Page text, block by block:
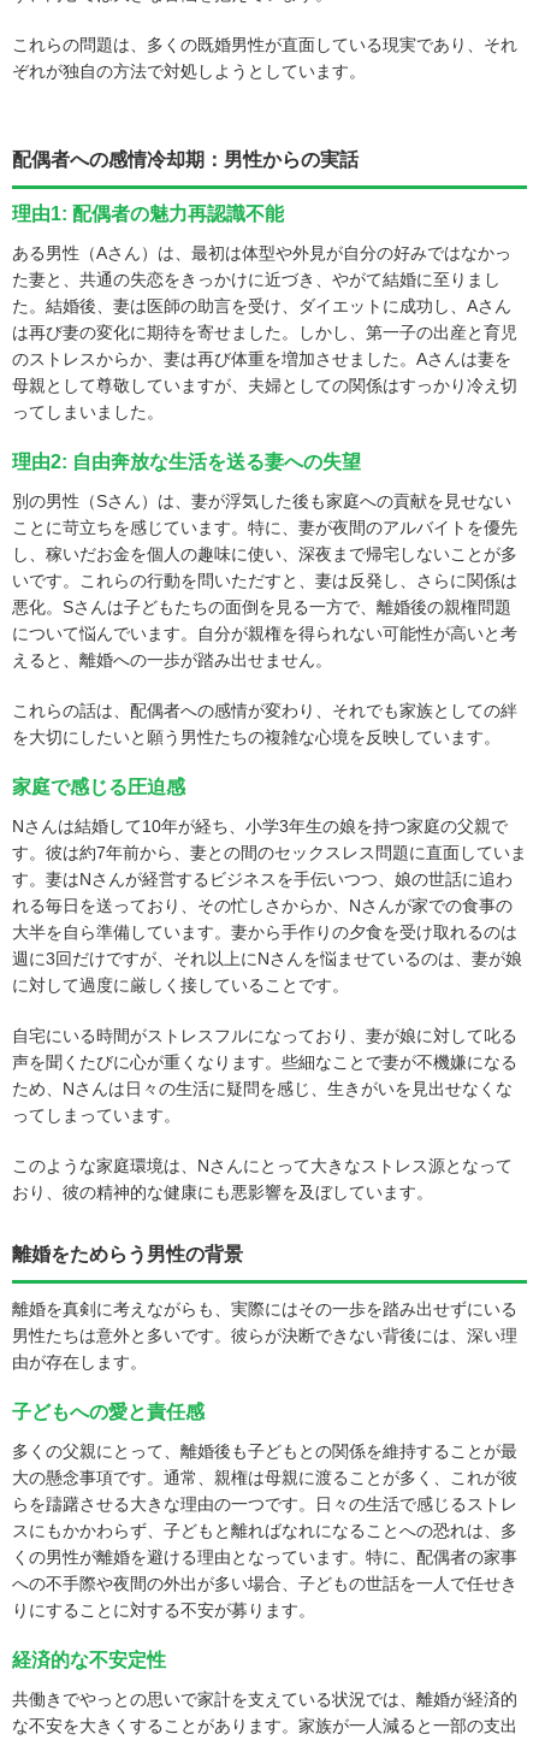
これらの問題は、多くの既婚男性が直面している現実であり、それ
ぞれが独自の方法で対処しようとしています。
配偶者への感情冷却期：男性からの実話
理由1: 配偶者の魅力再認識不能
ある男性（Aさん）は、最初は体型や外見が自分の好みではなかっ
た妻と、共通の失恋をきっかけに近づき、やがて結婚に至りまし
た。結婚後、妻は医師の助言を受け、ダイエットに成功し、Aさん
は再び妻の変化に期待を寄せました。しかし、第一子の出産と育児
のストレスからか、妻は再び体重を増加させました。Aさんは妻を
母親として尊敬していますが、夫婦としての関係はすっかり冷え切
ってしまいました。
理由2: 自由奔放な生活を送る妻への失望
別の男性（Sさん）は、妻が浮気した後も家庭への貢献を見せない
ことに苛立ちを感じています。特に、妻が夜間のアルバイトを優先
し、稼いだお金を個人の趣味に使い、深夜まで帰宅しないことが多
いです。これらの行動を問いただすと、妻は反発し、さらに関係は
悪化。Sさんは子どもたちの面倒を見る一方で、離婚後の親権問題
について悩んでいます。自分が親権を得られない可能性が高いと考
えると、離婚への一歩が踏み出せません。
これらの話は、配偶者への感情が変わり、それでも家族としての絆
を大切にしたいと願う男性たちの複雑な心境を反映しています。
家庭で感じる圧迫感
Nさんは結婚して10年が経ち、小学3年生の娘を持つ家庭の父親で
す。彼は約7年前から、妻との間のセックスレス問題に直面していま
す。妻はNさんが経営するビジネスを手伝いつつ、娘の世話に追わ
れる毎日を送っており、その忙しさからか、Nさんが家での食事の
大半を自ら準備しています。妻から手作りの夕食を受け取れるのは
週に3回だけですが、それ以上にNさんを悩ませているのは、妻が娘
に対して過度に厳しく接していることです。
自宅にいる時間がストレスフルになっており、妻が娘に対して叱る
声を聞くたびに心が重くなります。些細なことで妻が不機嫌になる
ため、Nさんは日々の生活に疑問を感じ、生きがいを見出せなくな
ってしまっています。
このような家庭環境は、Nさんにとって大きなストレス源となって
おり、彼の精神的な健康にも悪影響を及ぼしています。
離婚をためらう男性の背景
離婚を真剣に考えながらも、実際にはその一歩を踏み出せずにいる
男性たちは意外と多いです。彼らが決断できない背後には、深い理
由が存在します。
子どもへの愛と責任感
多くの父親にとって、離婚後も子どもとの関係を維持することが最
大の懸念事項です。通常、親権は母親に渡ることが多く、これが彼
らを躊躇させる大きな理由の一つです。日々の生活で感じるストレ
スにもかかわらず、子どもと離ればなれになることへの恐れは、多
くの男性が離婚を避ける理由となっています。特に、配偶者の家事
への不手際や夜間の外出が多い場合、子どもの世話を一人で任せき
りにすることに対する不安が募ります。
経済的な不安定性
共働きでやっとの思いで家計を支えている状況では、離婚が経済的
な不安を大きくすることがあります。家族が一人減ると一部の支出